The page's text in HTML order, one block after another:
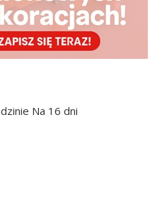
Na 16 dni